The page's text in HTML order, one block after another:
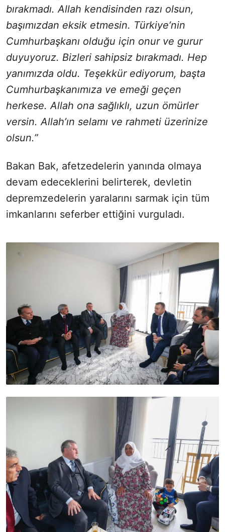
bırakmadı. Allah kendisinden razı olsun,
başımızdan eksik etmesin. Türkiye’nin
Cumhurbaşkanı olduğu için onur ve gurur
duyuyoruz. Bizleri sahipsiz bırakmadı. Hep
yanımızda oldu. Teşekkür ediyorum, başta
Cumhurbaşkanımıza ve emeği geçen
herkese. Allah ona sağlıklı, uzun ömürler
versin. Allah’ın selamı ve rahmeti üzerinize
olsun.”
Bakan Bak, afetzedelerin yanında olmaya
devam edeceklerini belirterek, devletin
depremzedelerin yaralarını sarmak için tüm
imkanlarını seferber ettiğini vurguladı.